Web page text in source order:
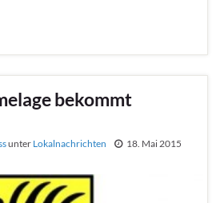
bekommt
unter Lokalnachrichten 18. Mai 2015